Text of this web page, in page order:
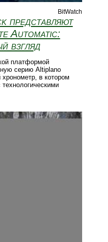
BitWatch
представляют
Automatic:
взгляд
платформой
серию Altiplano
в котором